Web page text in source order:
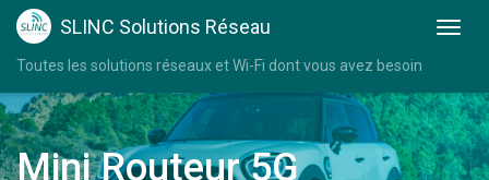
SLINC Solutions Réseau
Toutes les solutions réseaux et Wi-Fi dont vous avez besoin
Mini Routeur 5G